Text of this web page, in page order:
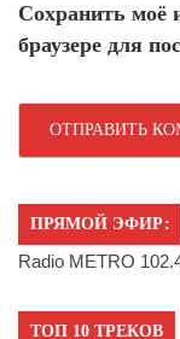
Сохранить моё
браузере для
ПРЯМОЙ ЭФИР:
Radio METRO
ТОП 10 ТРЕКОВ